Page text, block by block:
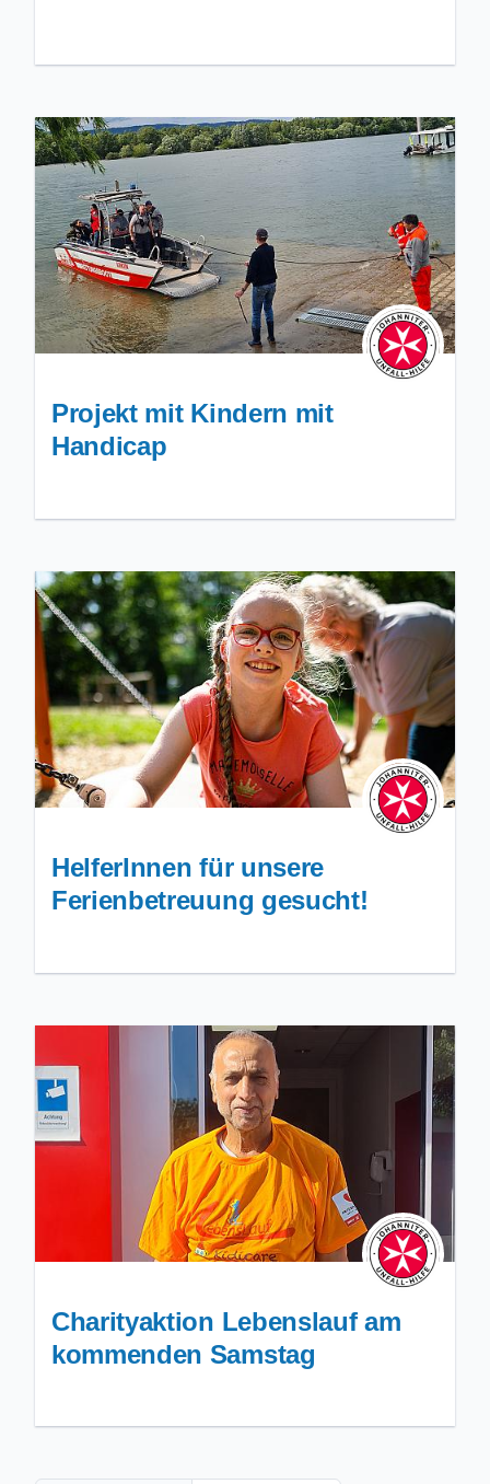
Projekt mit Kindern mit
Handicap
HelferInnen für unsere
Ferienbetreuung gesucht!
Charityaktion Lebenslauf am
kommenden Samstag